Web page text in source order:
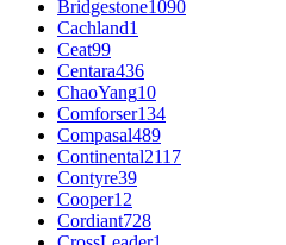
Bridgestone1090
Cachland1
Ceat99
Centara436
ChaoYang10
Comforser134
Compasal489
Continental2117
Contyre39
Cooper12
Cordiant728